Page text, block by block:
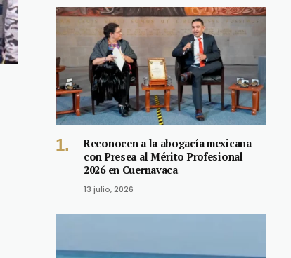
Reconocen a la abogacía mexicana
con Presea al Mérito Profesional
2026 en Cuernavaca
13 julio, 2026